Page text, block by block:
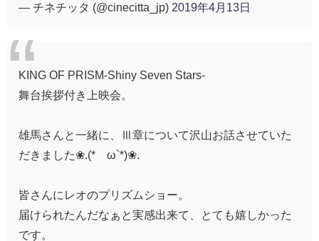
— チネチッタ (@cinecitta_jp) 2019年4月13日
KING OF PRISM-Shiny Seven Stars-
舞台挨拶付き上映会。
雄馬さんと一緒に、Ⅲ章について沢山お話させていた
だきました❀.(*´ω`*)❀.
皆さんにレオのプリズムショー。
届けられたんだなぁと実感出来て、とても嬉しかった
です。